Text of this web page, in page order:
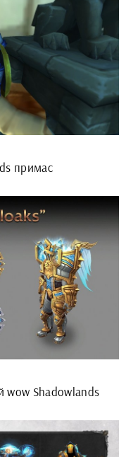
примас
wow Shadowlands